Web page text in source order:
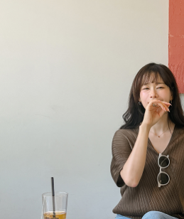
연청 컬러 / S 사이
#DAEUN_166cm / top 55 /